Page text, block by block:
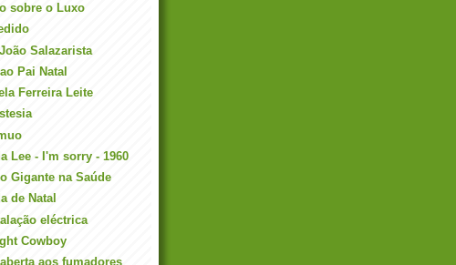
sobre o Luxo
Salazarista
Pai Natal
Ferreira Leite
Lee - I'm sorry - 1960
Gigante na Saúde
de Natal
eléctrica
Cowboy
aos fumadores